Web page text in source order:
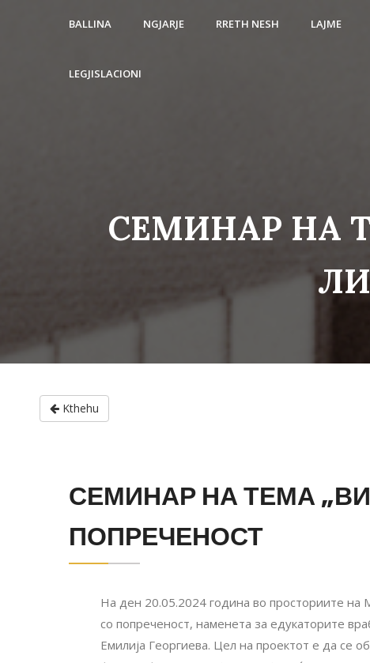
Kthehu
BALLINA NGJARJE RRETH NESH LAJME
LEGJISLACIONI
СЕМИНАР НА
СЕМИНАР НА ТЕМА
ПОПРЕЧЕНОСТ
На ден 20.05.2024 година во просториите на
со попреченост, наменета за едукаторите
Емилија Георгиева. Цел на проектот е да се